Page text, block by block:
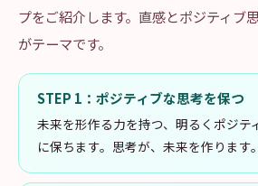
プをご紹介します。直感とポジティブ
がテーマです。
STEP 1 ： ポジティブな思考を保つ
未来を形作る力を持つ、明るくポジテ
に保ちます。思考が、未来を作ります。